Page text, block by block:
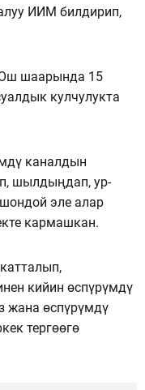
ИИМ билдирип,
Ош шаарында 15
кулчулукта
каналдын
шылдыңдап, ур-
эле алар
кармашкан.
кийин өспүрүмдү
жана өспүрүмдү
тергөөгө